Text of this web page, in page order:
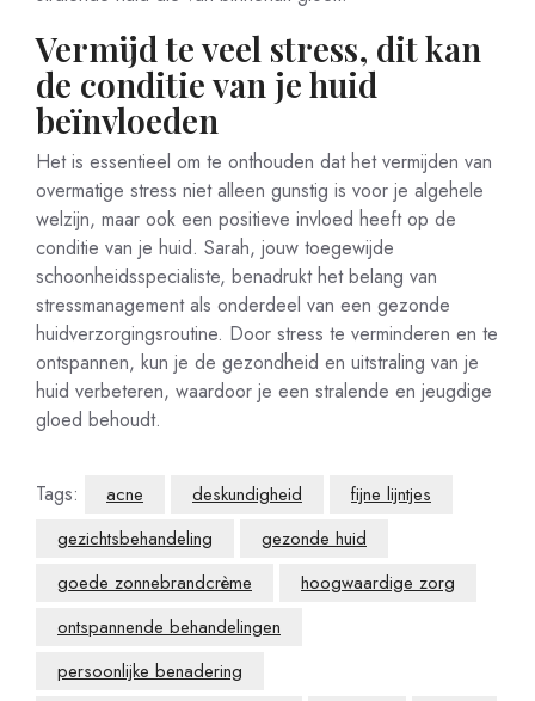
Vermijd te veel stress, dit kan
de conditie van je huid
beïnvloeden
Het is essentieel om te onthouden dat het vermijden van
overmatige stress niet alleen gunstig is voor je algehele
welzijn, maar ook een positieve invloed heeft op de
conditie van je huid. Sarah, jouw toegewijde
schoonheidsspecialiste, benadrukt het belang van
stressmanagement als onderdeel van een gezonde
huidverzorgingsroutine. Door stress te verminderen en te
ontspannen, kun je de gezondheid en uitstraling van je
huid verbeteren, waardoor je een stralende en jeugdige
gloed behoudt.
Tags: acne deskundigheid
fijne lijntjes
gezichtsbehandeling
gezonde huid
goede zonnebrandcrème
hoogwaardige zorg
ontspannende behandelingen
persoonlijke benadering